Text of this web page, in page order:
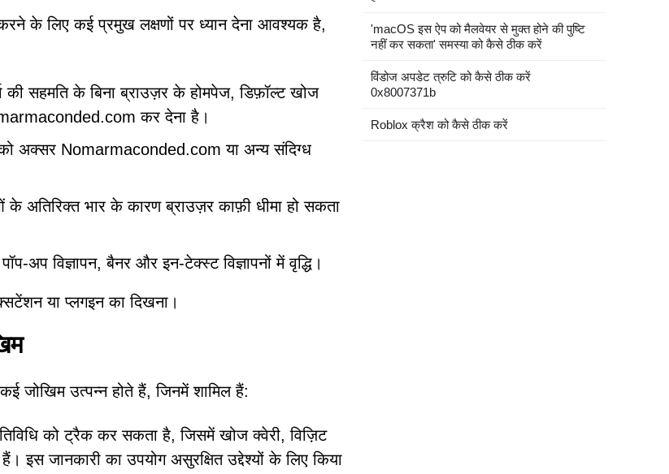
के लिए कई प्रमुख लक्षणों पर ध्यान देना आवश्यक है,
सहमति के बिना ब्राउज़र के होमपेज, डिफ़ॉल्ट खोज
कर देना है।
अक्सर Nomarmaconded.com या अन्य संदिग्ध
अतिरिक्त भार के कारण ब्राउज़र काफ़ी धीमा हो सकता
अप विज्ञापन, बैनर और इन-टेक्स्ट विज्ञापनों में वृद्धि।
या प्लगइन का दिखना।
जोखिम उत्पन्न होते हैं, जिनमें शामिल हैं:
को ट्रैक कर सकता है, जिसमें खोज क्वेरी, विज़िट
इस जानकारी का उपयोग असुरक्षित उद्देश्यों के लिए किया
'macOS इस ऐप को मैलवेयर से मुक्त होने की पुष्टि
नहीं कर सकता' समस्या को कैसे ठीक करें
विंडोज अपडेट त्रुटि को कैसे ठीक करें
0x8007371b
Roblox क्रैश को कैसे ठीक करें